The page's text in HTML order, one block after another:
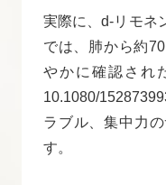
実際に、d-リモネ
では、肺から約
やかに確認され
10.1080/
ラブル、集中力
す。